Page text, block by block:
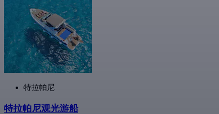
特拉帕尼
特拉帕尼观光游船